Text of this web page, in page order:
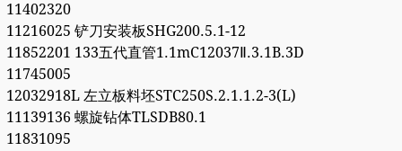
11402320
11216025 铲刀安装板SHG200.5.1-12
11852201 133五代直管1.1mC12037Ⅱ.3.1B.3D
11745005
12032918L 左立板料坯STC250S.2.1.1.2-3(L)
11139136 螺旋钻体TLSDB80.1
11831095